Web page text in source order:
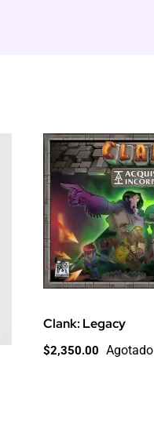
Clank: Legacy
$2,350.00 Agotado